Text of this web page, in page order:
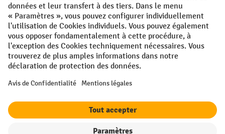
All prices excl. VAT plusshipping costsand possible delivery charges,
if not stated otherwise.
¹ La remise est valable jusqu'à épuisement des stocks. La remise ne
s'applique pas aux prix spéciaux. Il n'est pas possible de le combiner
avec d'autres réductions en pourcentage ou bons de réduction. | ² Une
réduction unique est offerte lors de la première inscription à la
toute commande d'un montant net minimum de 250 €. Le pourcentage
jusqu'à 10 %. Les transpalettes électriques, les gerbeurs électriques,
les chariots élévateurs électriques et l'outillage sont exclus de cette